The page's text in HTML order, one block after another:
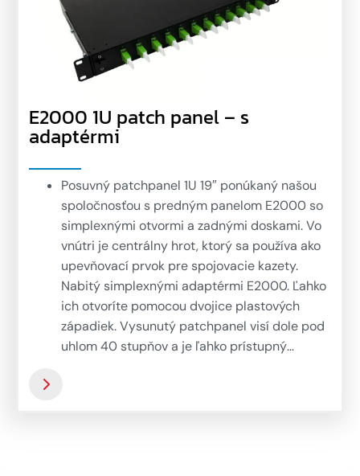
E2000 1U patch panel – s
adaptérmi
Posuvný patchpanel 1U 19″ ponúkaný našou
spoločnosťou s predným panelom E2000 so
simplexnými otvormi a zadnými doskami. Vo
vnútri je centrálny hrot, ktorý sa používa ako
upevňovací prvok pre spojovacie kazety.
Nabitý simplexnými adaptérmi E2000. Ľahko
ich otvoríte pomocou dvojice plastových
západiek. Vysunutý patchpanel visí dole pod
uhlom 40 stupňov a je ľahko prístupný